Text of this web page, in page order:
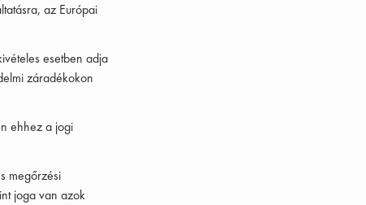
az Európai
esetben adja
záradékokon
ehhez a jogi
megőrzési
joga van azok